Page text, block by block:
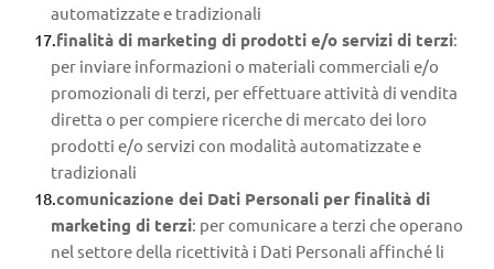
automatizzate e tradizionali
finalità di marketing di prodotti e/o servizi di terzi:
per inviare informazioni o materiali commerciali e/o
promozionali di terzi, per effettuare attività di vendita
diretta o per compiere ricerche di mercato dei loro
prodotti e/o servizi con modalità automatizzate e
tradizionali
comunicazione dei Dati Personali per finalità di
marketing di terzi: per comunicare a terzi che operano
nel settore della ricettività i Dati Personali affinché li